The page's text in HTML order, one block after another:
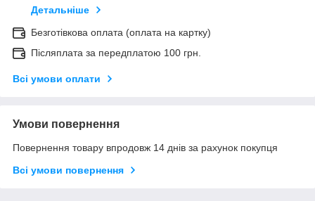
Детальніше
Безготівкова оплата (оплата на картку)
Післяплата за передплатою 100 грн.
Всі умови оплати
Умови повернення
Повернення товару впродовж 14 днів за рахунок покупця
Всі умови повернення